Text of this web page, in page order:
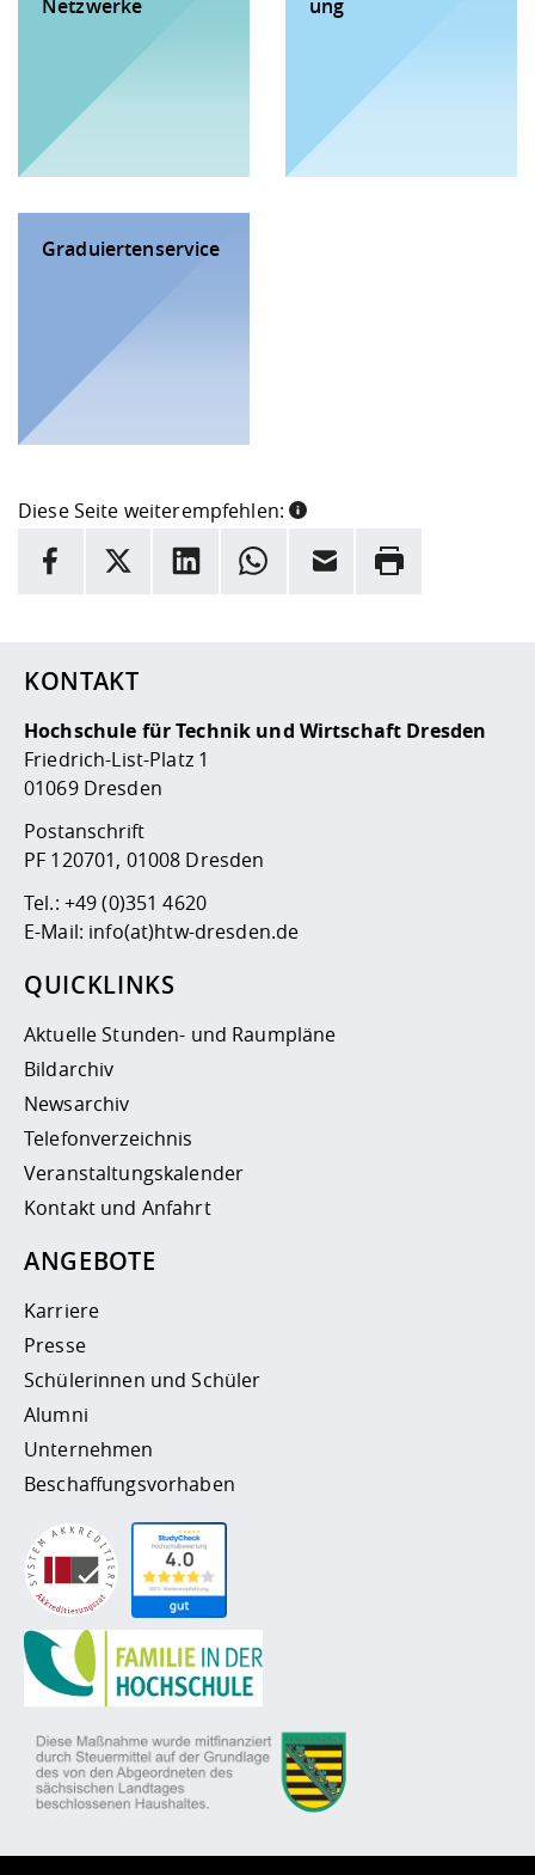
Netzwerke
ung
Graduiertenservice
Diese Seite weiterempfehlen:
INFORMATION
Facebook
X LinkedInWhatsappE-Mail Drucken
KONTAKT
Hochschule für Technik und Wirtschaft Dresden
Friedrich-List-Platz 1
01069 Dresden
Postanschrift
PF 120701, 01008 Dresden
Tel.: +49 (0)351 4620
E-Mail: info(at)htw-dresden.de
QUICKLINKS
Aktuelle Stunden- und Raumpläne
Bildarchiv
Newsarchiv
Telefonverzeichnis
Veranstaltungskalender
Kontakt und Anfahrt
ANGEBOTE
Karriere
Presse
Schülerinnen und Schüler
Alumni
Unternehmen
Beschaffungsvorhaben